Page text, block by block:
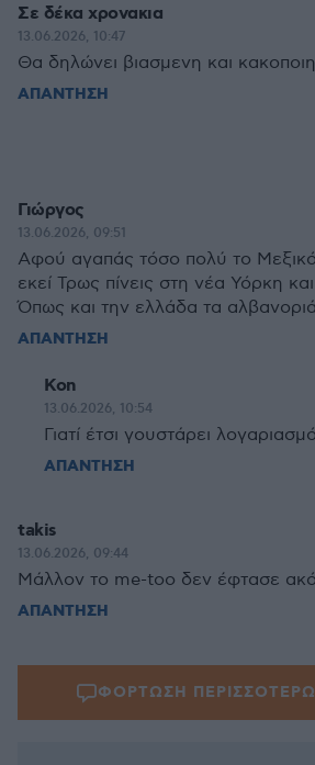
Σε δέκα χρονακια
13.06.2026, 10:47
Θα δηλώνει βιασμενη και
ΑΠΑΝΤΗΣΗ
Γιώργος
13.06.2026, 09:51
Αφού αγαπάς τόσο πολύ το Μεξικό
εκεί Τρως πίνεις στη νέα Υόρκη
Όπως και την ελλάδα τα αλβανοριά
ΑΠΑΝΤΗΣΗ
Kon
13.06.2026, 10:54
Γιατί έτσι γουστάρει
ΑΠΑΝΤΗΣΗ
takis
13.06.2026, 09:44
Μάλλον το me-too δεν έφτασε
ΑΠΑΝΤΗΣΗ
ΦΟΡΤΩΣΗ